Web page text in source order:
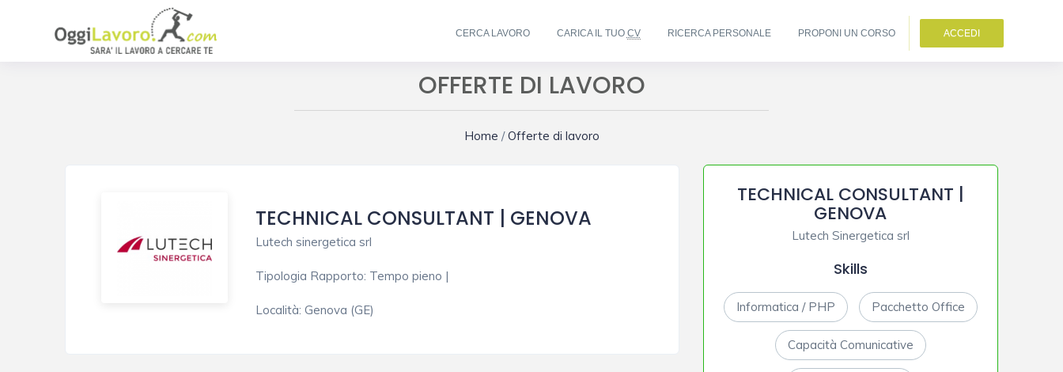
CERCA LAVORO CARICA IL TUO CV RICERCA PERSONALE PROPONI UN CORSO ACCEDI
OFFERTE DI LAVORO
Home /Offerte di lavoro
TECHNICAL CONSULTANT | GENOVA
Lutech sinergetica srl
Tipologia Rapporto: Tempo pieno |
Località: Genova (GE)
TECHNICAL CONSULTANT |
GENOVA
Lutech Sinergetica srl
Skills
Informatica / PHP Pacchetto Office
Capacità Comunicative